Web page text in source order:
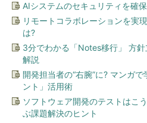
AIシステムのセキュリティを確
リモートコラボレーションを実
は?
3分でわかる「Notes移行」 方
解説
開発担当者の“右腕”に? マンガ
ント」活用術
ソフトウェア開発のテストはこ
ぶ課題解決のヒント